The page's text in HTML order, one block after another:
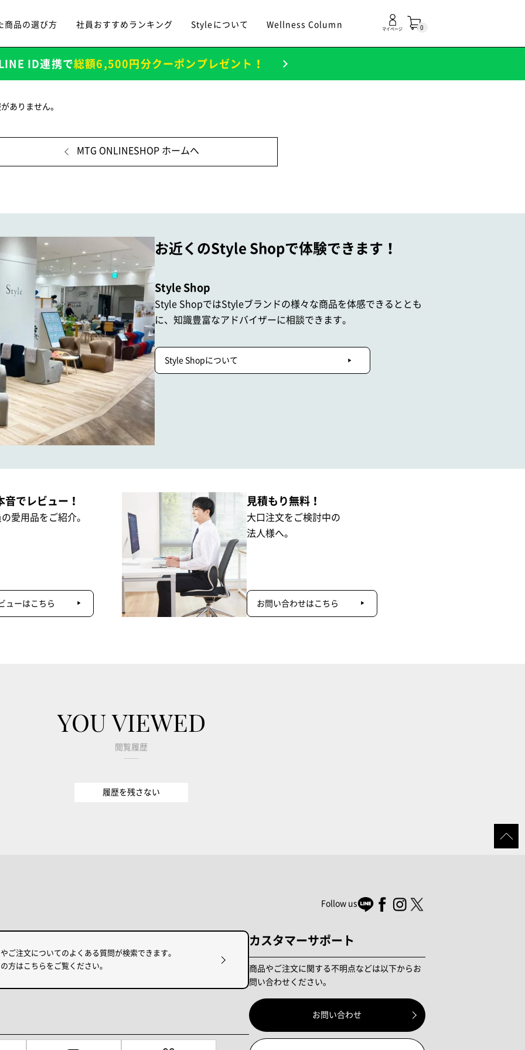
商品の選び方 社員おすすめランキング Styleについて Wellness Column 0
マイページ
ID連携で総額6,500円分クーポンプレゼント！
ありません。
MTG ONLINESHOP ホームへ
お近くのStyle Shopで体験できます！
Style Shop
Style ShopではStyleブランドの様々な商品を体感できるととも
に、 知識豊富なアドバイザーに相談できます。
Style Shopについて
音でレビュー！
愛用品をご紹介。
ューはこちら
見積もり無料！
大口注文をご検討中の
法人様へ。
お問い合わせはこちら
YOU VIEWED
閲覧履歴
履歴を残さない
Follow us
ご注文についてのよくある質問が検索できます。
方はこちらをご覧ください。
カスタマーサポート
商品やご注文に関する不明点などは以下からお
問い合わせください。
お問い合わせ